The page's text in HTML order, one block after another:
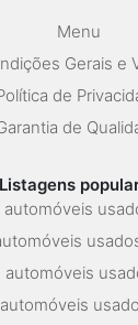
Menu
Gerais e
de
de
Listagens
automóveis
automóveis